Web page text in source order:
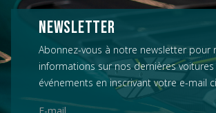
NEWSLETTER
Abonnez-vous à notre newsletter pour
informations sur nos dernières
événements en inscrivant votre e-mail